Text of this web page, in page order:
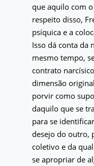
que aquilo com
respeito disso,
psíquica e a
Isso dá conta da
mesmo tempo,
contrato
dimensão
porvir como
daquilo que se
para se
desejo do outro,
coletivo e da
se apropriar de